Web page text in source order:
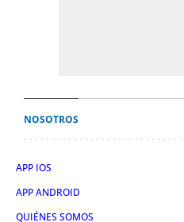
NOSOTROS
APP IOS
APP ANDROID
QUIÉNES SOMOS